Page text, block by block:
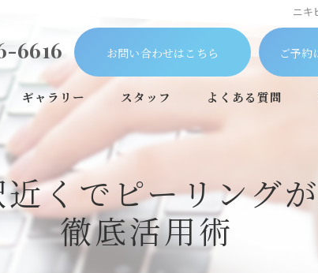
ニキ
6616 お問い合わせはこちら ご予約
ギャラリー スタッフ よくある質問
くでピーリング
徹底活用術